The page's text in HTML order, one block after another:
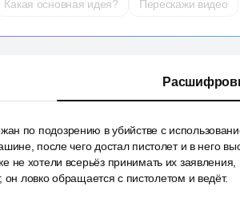
Какая основная идея? Перескажи видео
по подозрению в убийстве с
после чего достал пистолет и в него
хотели всерьёз принимать их заявления,
ловко обращается с пистолетом и ведёт.